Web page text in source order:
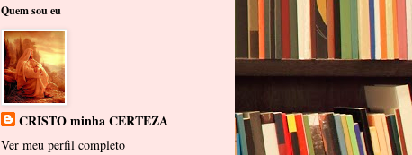
Quem sou eu
CRISTO minha CERTEZA
Ver meu perfil completo